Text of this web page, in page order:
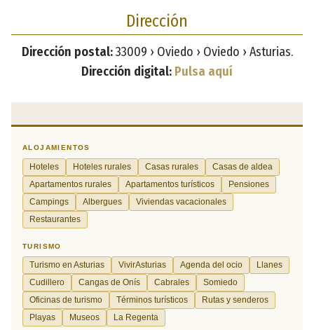
Dirección
Dirección postal:33009 › Oviedo › Oviedo › Asturias.
Dirección digital: Pulsa aquí